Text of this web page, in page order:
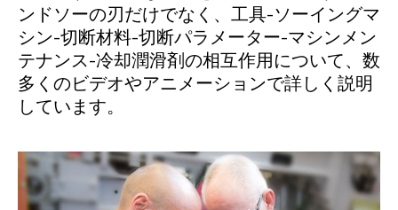
ンドソーの刃だけでなく、工具-ソーイングマ
シン-切断材料-切断パラメーター-マシンメン
テナンス-冷却潤滑剤の相互作用について、数
多くのビデオやアニメーションで詳しく説明
しています。